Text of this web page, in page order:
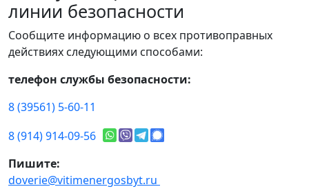
линии безопасности
Сообщите информацию о всех противоправных
действиях следующими способами:
телефон службы безопасности:
8 (39561) 5-60-11
8 (914) 914-09-56
Пишите:
doverie@vitimenergosbyt.ru